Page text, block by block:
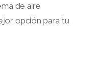
de aire
opción para tu